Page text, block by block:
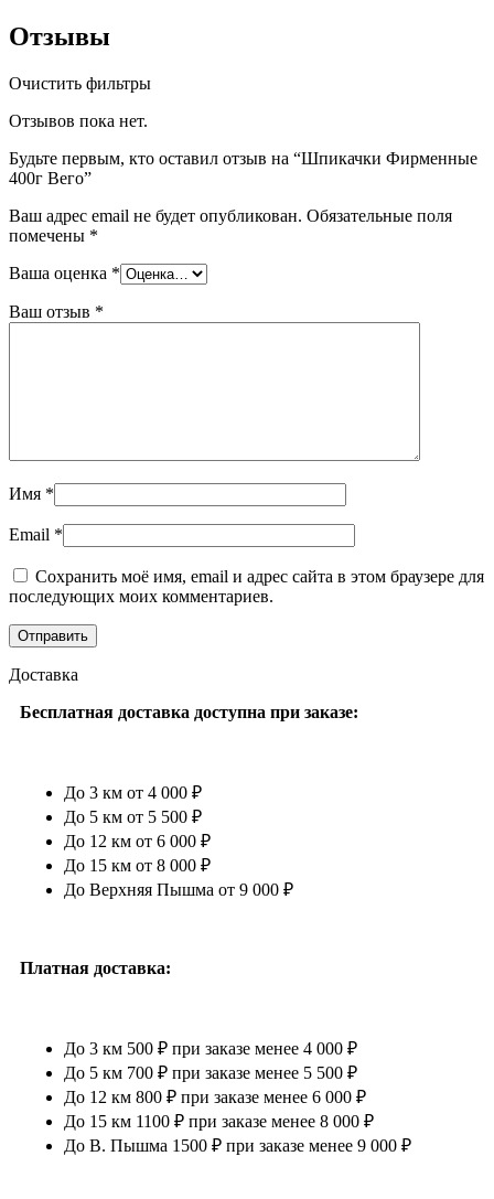
Отзывы
Очистить фильтры
Отзывов пока нет.
Будьте первым, кто оставил отзыв на “Шпикачки Фирменные
400г Вего”
Ваш адрес email не будет опубликован. Обязательные поля
помечены *
Ваша оценка *
Ваш отзыв *
Имя *
Email *
Сохранить моё имя, email и адрес сайта в этом браузере для
последующих моих комментариев.
Доставка
Бесплатная доставка доступна при заказе:
До 3 км от 4 000 ₽
До 5 км от 5 500 ₽
До 12 км от 6 000 ₽
До 15 км от 8 000 ₽
До Верхняя Пышма от 9 000 ₽
Платная доставка:
До 3 км 500 ₽ при заказе менее 4 000 ₽
До 5 км 700 ₽ при заказе менее 5 500 ₽
До 12 км 800 ₽ при заказе менее 6 000 ₽
До 15 км 1100 ₽ при заказе менее 8 000 ₽
До В. Пышма 1500 ₽ при заказе менее 9 000 ₽